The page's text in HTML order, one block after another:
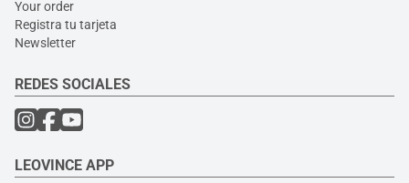
Your order
Registra tu tarjeta
Newsletter
REDES SOCIALES
LEOVINCE APP